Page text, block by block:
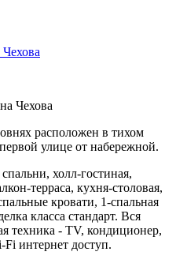
расположен в тихом
улице от набережной.
холл-гостиная,
терраса, кухня-столовая,
кровати, 1-спальная
класса стандарт. Вся
техника - TV, кондиционер,
интернет доступ.